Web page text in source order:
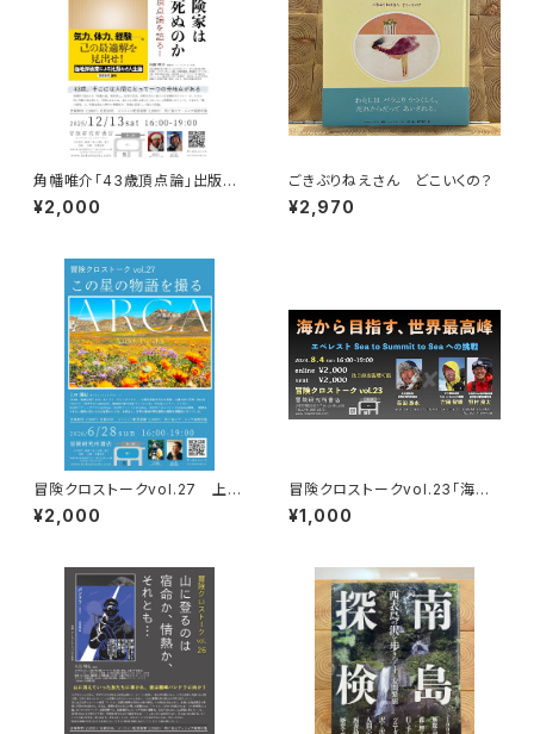
角幡唯介「43歳頂点論」出版記
念トークイベント録画視聴権
¥2,000
ごきぶりねえさん どこいくの？
¥2,970
冒険クロストークvol.27 上田
優紀「この星の物語を撮る」録画
視聴権
¥2,000
冒険クロストークvol.23「海か
ら目指す、世界最高峰」録画視聴
権
¥1,000